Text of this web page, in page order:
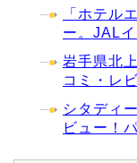
「ホテル
ー。JAL
岩手県北
コミ・レ
シタディ
ビュー！